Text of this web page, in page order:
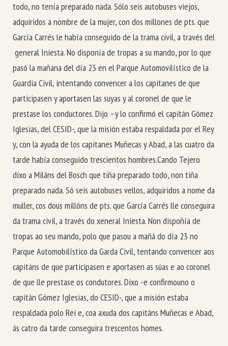
todo, no tenía preparado nada. Sólo seis autobuses viejos,
adquiridos a nombre de la mujer, con dos millones de pts. que
García Carrés le había conseguido de la trama civil, a través del
general Iniesta. No disponía de tropas a su mando, por lo que
pasó la mañana del día 23 en el Parque Automovilístico de la
Guardia Civil, intentando convencer a los capitanes de que
participasen y aportasen las suyas y al coronel de que le
prestase los conductores. Dijo –y lo confirmó el capitán Gómez
Iglesias, del CESID-, que la misión estaba respaldada por el Rey
y, con la ayuda de los capitanes Muñecas y Abad, a las cuatro da
tarde había conseguido trescientos hombres.Cando Tejero
dixo a Miláns del Bosch que tiña preparado todo, non tiña
preparado nada. Só seis autobuses vellos, adquiridos a nome da
muller, cos dous millóns de pts. que García Carrés lle conseguira
da trama civil, a través do xeneral Iniesta. Non dispoñía de
tropas ao seu mando, polo que pasou a mañá do día 23 no
Parque Automobilístico da Garda Civil, tentando convencer aos
capitáns de que participasen e aportasen as súas e ao coronel
de que lle prestase os condutores. Dixo -e confirmouno o
capitán Gómez Iglesias, do CESID-, que a misión estaba
respaldada polo Rei e, coa axuda dos capitáns Muñecas e Abad,
ás catro da tarde conseguira trescentos homes.